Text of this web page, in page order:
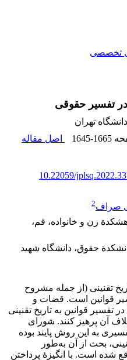
تخصصی
در تفسیر حقوقی
تهران
1645-1665
اصل مقاله
10.22059/
صراف2
زن و خانواده، قم،
حقوق، دانشگاه شهید
تقنینی (از جمله مشروح
قوانین است. قضات و
تفسیر قوانین به تاریخ تقنینی
آن پرهیز ‌کنند. شورای
به این روش پایند بوده
بحث از آن به‌طور
شده است. با انگیزۀ پرداختن